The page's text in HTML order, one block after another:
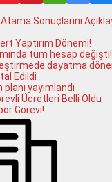
Sonuçlarını
Yaptırım Dönemi!
tüm hesap değişti!
dayatma
Edildi
yayımlandı
Ücretleri Belli Oldu
Görevi!